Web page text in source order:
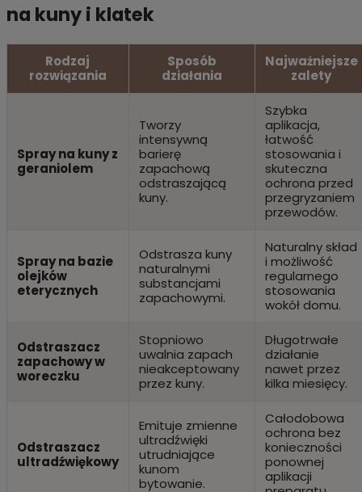
na kuny i klatek
Rodzaj
rozwiązania
Sposób
działania
Najważniejsze
zalety
Spray na kuny z
geraniolem
Tworzy
intensywną
barierę
zapachową
odstraszającą
kuny.
Szybka
aplikacja,
łatwość
stosowania i
skuteczna
ochrona przed
przegryzaniem
przewodów.
Spray na bazie
olejków
eterycznych
Odstrasza kuny
naturalnymi
substancjami
zapachowymi.
Naturalny skład
i możliwość
regularnego
stosowania
wokół domu.
Odstraszacz
zapachowy w
woreczku
Stopniowo
uwalnia zapach
nieakceptowany
przez kuny.
Długotrwałe
działanie
nawet przez
kilka miesięcy.
Odstraszacz
ultradźwiękowy
Emituje zmienne
ultradźwięki
utrudniające
kunom
bytowanie.
Całodobowa
ochrona bez
konieczności
ponownej
aplikacji